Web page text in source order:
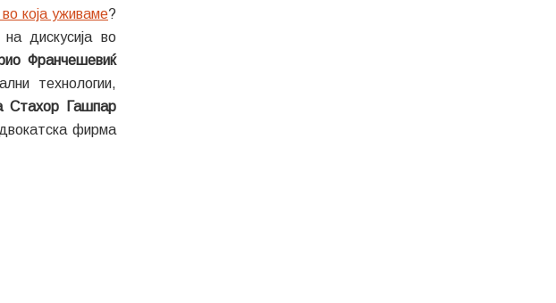
која уживаме?
дискусија во
Франчешевиќ
технологии,
Стахор Гашпар
фирма